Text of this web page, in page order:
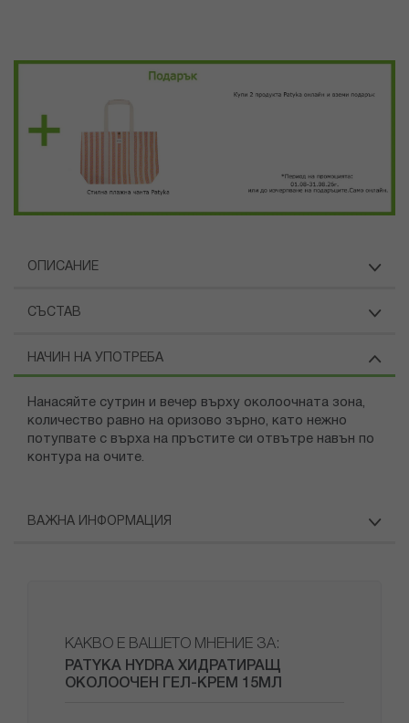
ОПИСАНИЕ
СЪСТАВ
НАЧИН НА УПОТРЕБА
Нанасяйте сутрин и вечер върху околоочната зона,
количество равно на оризово зърно, като нежно
потупвате с върха на пръстите си отвътре навън по
контура на очите.
ВАЖНА ИНФОРМАЦИЯ
КАКВО Е ВАШЕТО МНЕНИЕ ЗА:
PATYKA HYDRA ХИДРАТИРАЩ
ОКОЛООЧЕН ГЕЛ-КРЕМ 15МЛ